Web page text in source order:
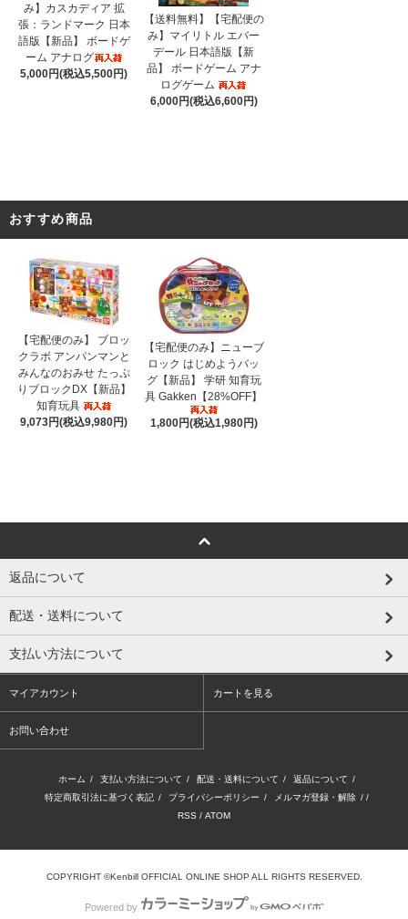
み】カスカディア 拡
張：ランドマーク 日本
語版【新品】 ボードゲ
ーム アナログ
5,000円(税込5,500円)
【送料無料】【宅配便の
み】マイリトル エバー
デール 日本語版【新
品】 ボードゲーム アナ
ログゲーム
6,000円(税込6,600円)
おすすめ商品
【宅配便のみ】 ブロッ
クラボ アンパンマンと
みんなのおみせ たっぷ
りブロックDX【新品】
知育玩具
9,073円(税込9,980円)
【宅配便のみ】ニューブ
ロック はじめようバッ
グ【新品】 学研 知育玩
具 Gakken【28%OFF】
1,800円(税込1,980円)
返品について
配送・送料について
支払い方法について
マイアカウント カートを見る
お問い合わせ
ホーム / 支払い方法について / 配送・送料について / 返品について /
特定商取引法に基づく表記 / プライバシーポリシー / メルマガ登録・解除 / /
RSS / ATOM
COPYRIGHT ©Kenbill OFFICIAL ONLINE SHOP ALL RIGHTS RESERVED.
Powered by